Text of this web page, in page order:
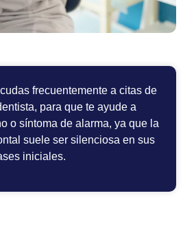
frecuentemente a citas de
para que te ayude a
o síntoma de alarma, ya que la
suele ser silenciosa en sus
iniciales.